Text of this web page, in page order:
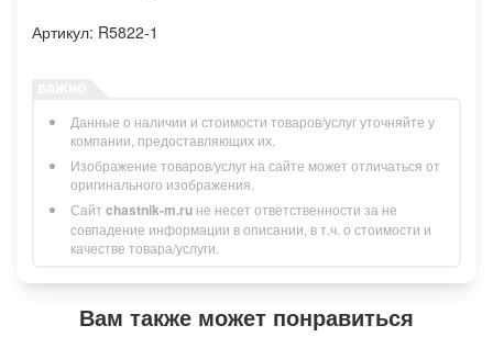
Артикул: R5822-1
Данные о наличии и стоимости товаров/услуг уточняйте у
компании, предоставляющих их.
Изображение товаров/услуг на сайте может отличаться от
оригинального изображения.
Сайт chastnik-m.ru не несет ответственности за не
совпадение информации в описании, в т.ч. о стоимости и
качестве товара/услуги.
Вам также может понравиться